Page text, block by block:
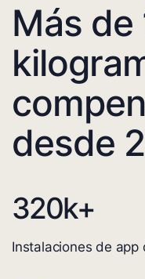
Más de
desde
320k+
Instalaciones de app